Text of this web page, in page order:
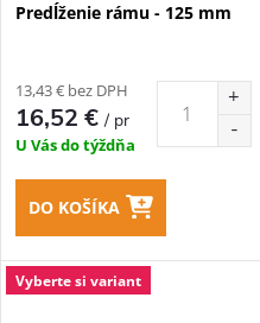
Predĺženie rámu - 125 mm
13,43 € bez DPH
16,52 €/ pr
U Vás do týždňa
DO KOŠÍKA
Vyberte si variant